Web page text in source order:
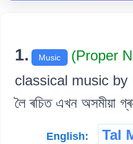
1. Music (Proper
classical music by
লৈ ৰচিত এখন অসমীয়া
English: Tal